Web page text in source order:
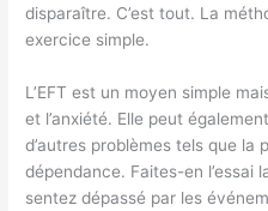
disparaître. C’est tout. La
exercice simple.
L’EFT est un moyen simple
et l’anxiété. Elle peut
d’autres problèmes tels que la
dépendance. Faites-en l’essai
sentez dépassé par les